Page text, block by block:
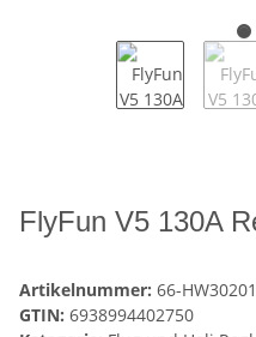
FlyFun V5 130A
Artikelnummer: 66-
GTIN: 6938994402750